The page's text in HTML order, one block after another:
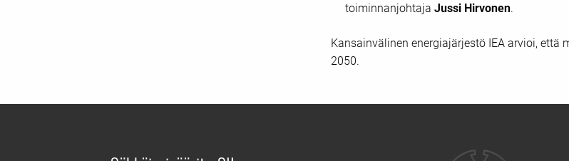
toiminnanjohtaja Jussi Hirvonen.
Kansainvälinen energiajärjestö IEA arvioi,
2050.